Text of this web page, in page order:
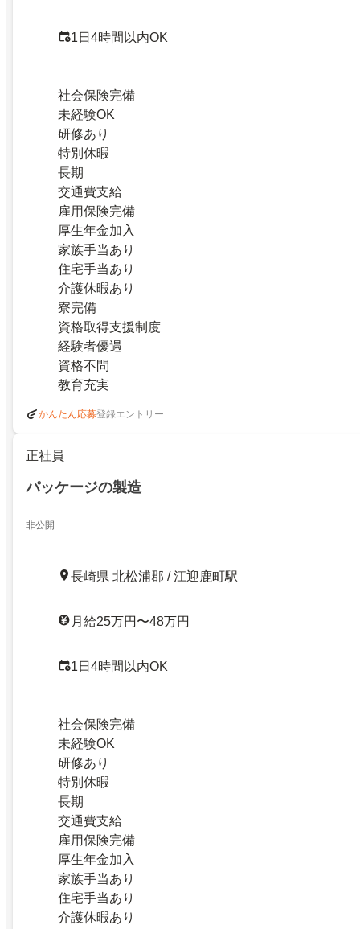
1日4時間以内OK
社会保険完備
未経験OK
研修あり
特別休暇
長期
交通費支給
雇用保険完備
厚生年金加入
家族手当あり
住宅手当あり
介護休暇あり
寮完備
資格取得支援制度
経験者優遇
資格不問
教育充実
かんたん応募登録エントリー
正社員
パッケージの製造
非公開
長崎県 北松浦郡 / 江迎鹿町駅
月給25万円〜48万円
1日4時間以内OK
社会保険完備
未経験OK
研修あり
特別休暇
長期
交通費支給
雇用保険完備
厚生年金加入
家族手当あり
住宅手当あり
介護休暇あり